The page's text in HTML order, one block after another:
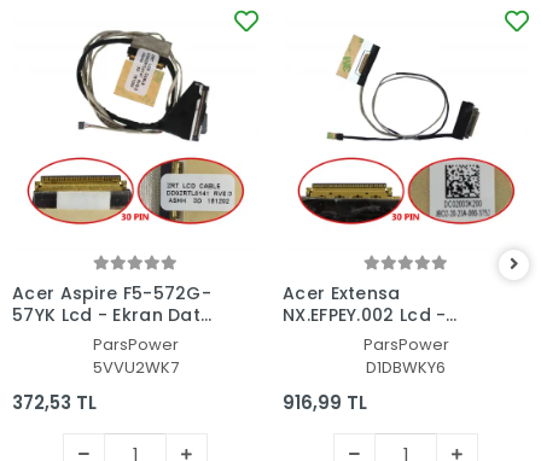
Acer Aspire F5-572G-
57YK Lcd - Ekran Data
Flex KablosuParsPower
5VVU2WK7
372,53 TL
Acer Extensa
NX.EFPEY.002 Lcd -
Ekran Data Flex
ParsPower
D1DBWKY6
916,99 TL